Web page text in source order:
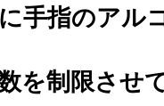
手指のアル
を制限させ